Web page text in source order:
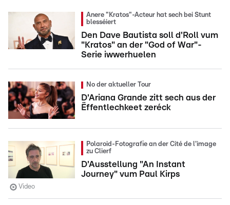
Anere "Kratos"-Acteur hat sech bei Stunt
blesséiert
Den Dave Bautista soll d'Roll vum
"Kratos" an der "God of War"-
Serie iwwerhuelen
No der aktueller Tour
D'Ariana Grande zitt sech aus der
Ëffentlechkeet zeréck
Polaroid-Fotografie an der Cité de l'image
zu Clierf
D'Ausstellung "An Instant
Journey" vum Paul Kirps
Video